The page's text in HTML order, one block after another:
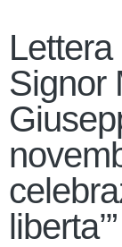
Signor
liberta’”